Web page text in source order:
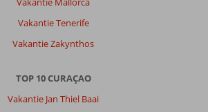
Vakantie Tenerife
Vakantie Zakynthos
TOP 10 CURAÇAO
Vakantie Jan Thiel Baai